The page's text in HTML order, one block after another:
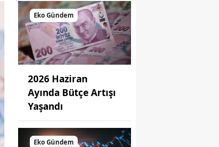
Eko Gündem
2026 Haziran
Ayında Bütçe Artışı
Yaşandı
Eko Gündem